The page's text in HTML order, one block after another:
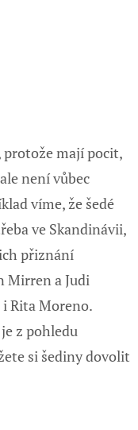
protože mají pocit,
není vůbec
víme, že šedé
ve Skandinávii,
přiznání
Mirren a Judi
Rita Moreno.
z pohledu
si šediny dovolit